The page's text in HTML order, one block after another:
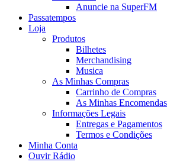
Anuncie na SuperFM
Passatempos
Loja
Produtos
Bilhetes
Merchandising
Musica
As Minhas Compras
Carrinho de Compras
As Minhas Encomendas
Informações Legais
Entregas e Pagamentos
Termos e Condições
Minha Conta
Ouvir Rádio